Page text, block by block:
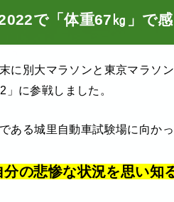
で「体重67㎏」で
に別大マラソンと東京マラソ
」に参戦しました。
ある城里自動車試験場に向かっ
の悲惨な状況を思い知